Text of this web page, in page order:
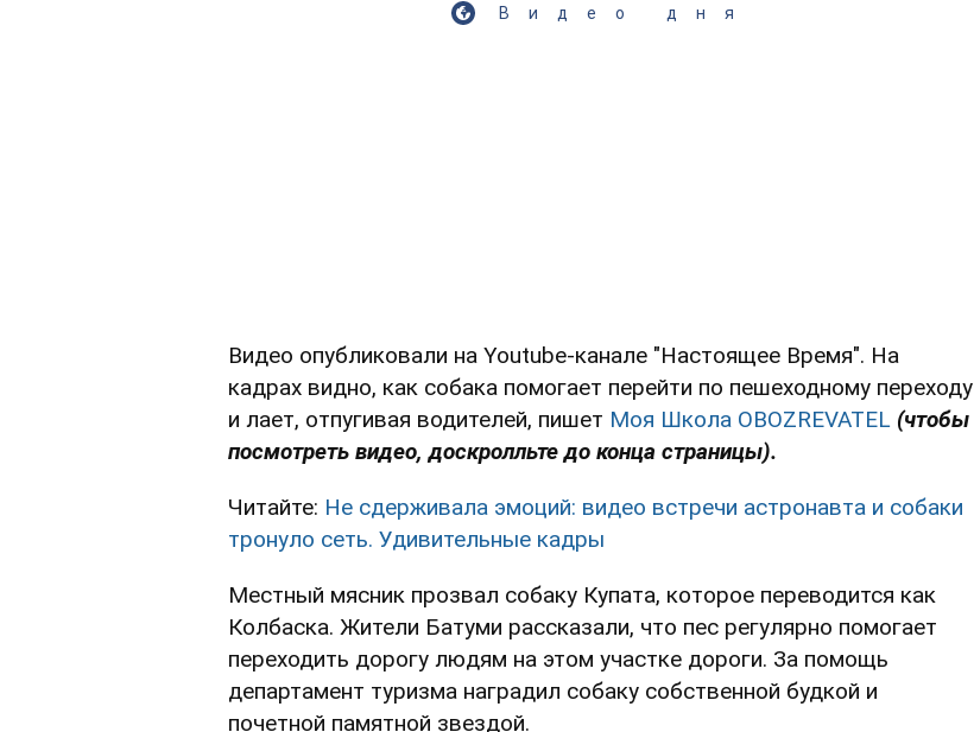
Видео дня
Видео опубликовали на Youtube-канале "Настоящее Время". На
кадрах видно, как собака помогает перейти по пешеходному переходу
и лает, отпугивая водителей, пишет Моя Школа OBOZREVATEL (чтобы
посмотреть видео, доскролльте до конца страницы).
Читайте: Не сдерживала эмоций: видео встречи астронавта и собаки
тронуло сеть. Удивительные кадры
Местный мясник прозвал собаку Купата, которое переводится как
Колбаска. Жители Батуми рассказали, что пес регулярно помогает
переходить дорогу людям на этом участке дороги. За помощь
департамент туризма наградил собаку собственной будкой и
почетной памятной звездой.